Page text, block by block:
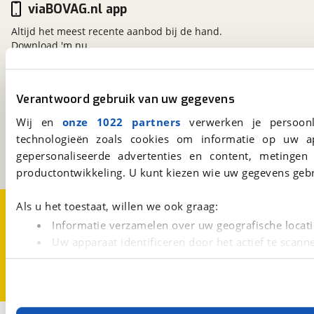
Verantwoord gebruik van uw gegevens
Wij en onze 1022 partners verwerken je
technologieën zoals cookies om informatie op
gepersonaliseerde advertenties en content,
productontwikkeling. U kunt kiezen wie uw gegevens
Als u het toestaat, willen we ook graag:
Informatie verzamelen over uw geografische
Uw apparaat identificeren door het actief te
Lees meer over hoe uw persoonlijke gegevens worden
viaBOVAG.nl
Kosterijland15
3981 AJ
Bunnik
Een initiatief van
BOVAG
viaBOVAG.nl app
Altijd het meest recente aanbod bij de hand.
Download 'm nu.
Over viaBOVAG.nlDisclaimer- en Privacyverklaring
Cookievoorkeuren
Vacatures